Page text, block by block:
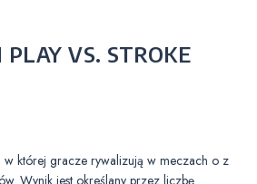
VS. STROKE
której gracze rywalizują w meczach o z
Wynik jest określany przez liczbę